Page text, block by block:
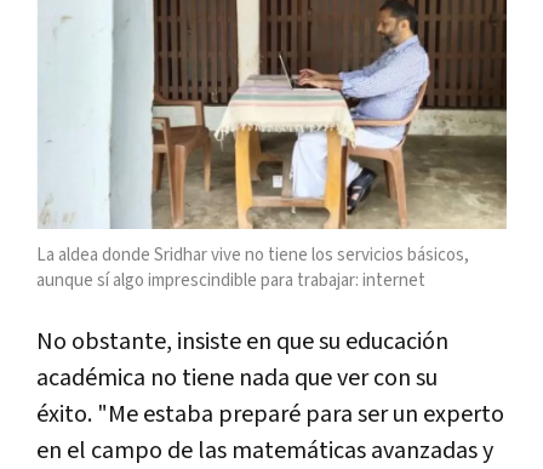
La aldea donde Sridhar vive no tiene los servicios básicos,
aunque sí algo imprescindible para trabajar: internet
No obstante, insiste en que su educación
académica no tiene nada que ver con su
éxito. "Me estaba preparé para ser un experto
en el campo de las matemáticas avanzadas y